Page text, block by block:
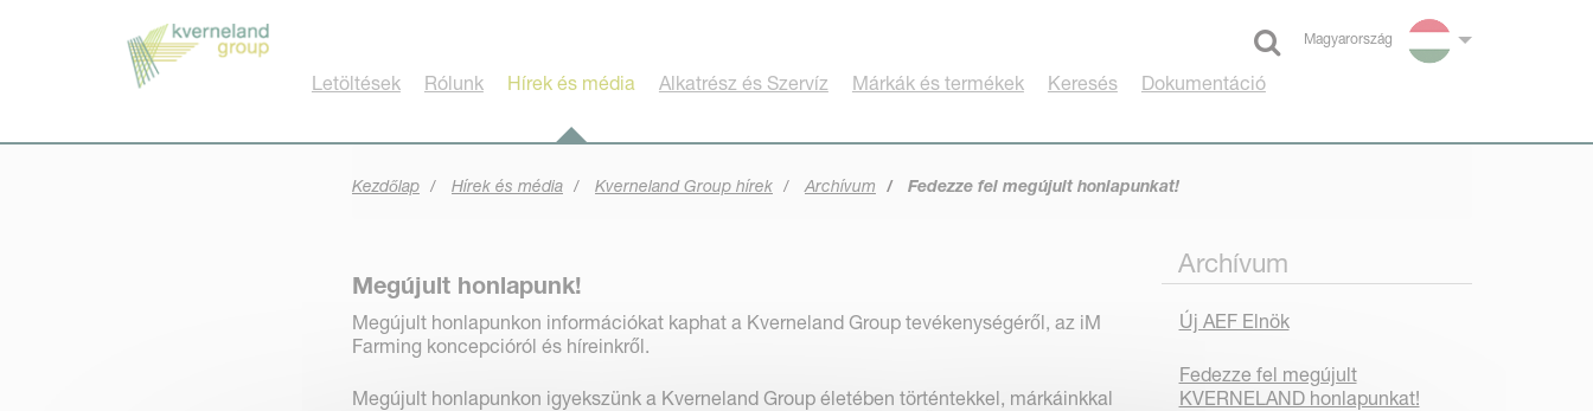
Magyarország
Select language
Letöltések Rólunk Hírek és média Alkatrész és Szervíz Márkák és termékek Keresés Dokumentáció
Kezdőlap Hírek és média Kverneland Group hírek Archívum Fedezze fel megújult honlapunkat!
Megújult honlapunk!
Megújult honlapunkon információkat kaphat a Kverneland Group tevékenységéről, az iM
Farming koncepcióról és híreinkről.
Megújult honlapunkon igyekszünk a Kverneland Group életében történtekkel, márkáinkkal
Archívum
Új AEF Elnök
Fedezze fel megújult
KVERNELAND honlapunkat!